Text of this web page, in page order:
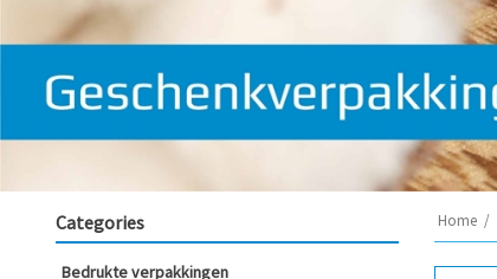
Categories
Bedrukte verpakkingen
Home /